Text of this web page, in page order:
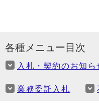
各種メニュー目次
入札・契約のお知ら
業務委託入札